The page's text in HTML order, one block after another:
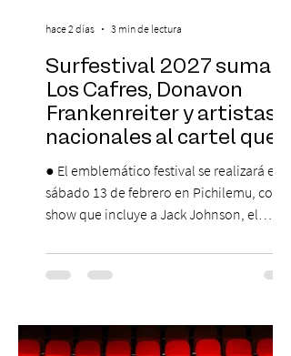
Surfestival 2027 suma a
Los Cafres, Donavon
Frankenreiter y artistas
nacionales al cartel que
encabeza Jack Johnson
● El emblemático festival se realizará el
sábado 13 de febrero en Pichilemu, con un
show que incluye a Jack Johnson, el
El lunes 10 de agosto comienza la
Preventa Exclusiva Santander con 30%
stock). Posterior a esta preventa exclusiva
se da inicio a la segunda etapa con una
hace 2 días 3 min de lectura